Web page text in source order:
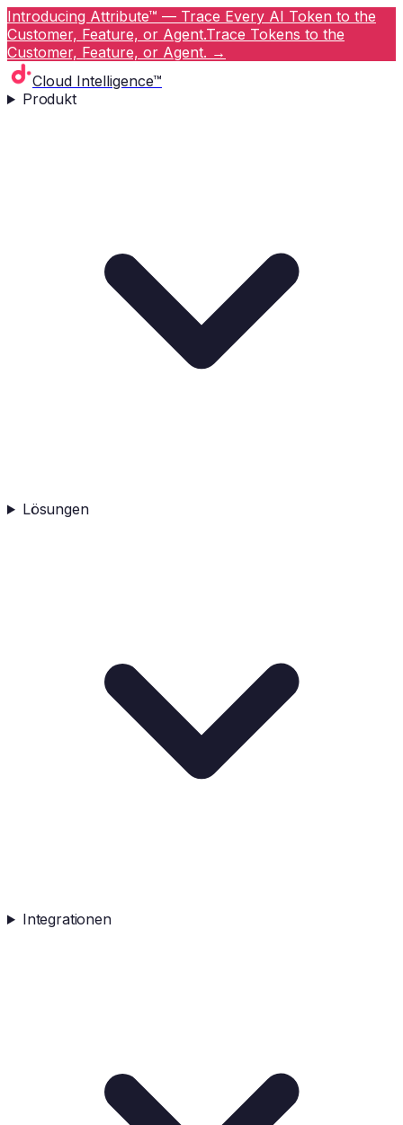
Introducing Attribute™ — Trace Every AI Token to the
Customer, Feature, or Agent.Trace Tokens to the
Customer, Feature, or Agent. →
Cloud Intelligence™
Produkt
Lösungen
Integrationen